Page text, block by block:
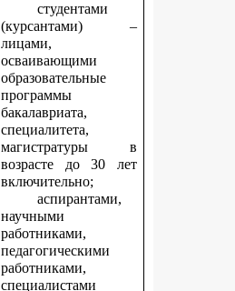
студентами
(курсантами) –
лицами,
осваивающими
образовательные
программы
бакалавриата,
специалитета,
магистратуры в
возрасте до 30 лет
включительно;
аспирантами,
научными
работниками,
педагогическими
работниками,
специалистами